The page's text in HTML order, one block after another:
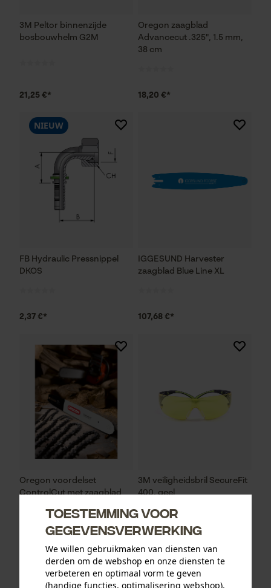
3M Peltor binnenzijde
bosbouwhelm G2M
21,25 €*
Oregon zaagblad
Advancecut .325", 1.5 mm,
38 cm
18,20 €*
FB Hydraulic Pressnippel
DKOS
NIEUW
2,37 €*
IGGESUND Harvester
zaagblad Blue Line XL
107,68 €*
Oregon voordelset
ControlCut met zaagblad
mm, 45 cm
95,31 €*
3M veiligheidsbril SecureFit
400, geel
13,12 €*
Toestemming voor
gegevensverwerking
We willen gebruikmaken van diensten van
derden om de webshop en onze diensten te
verbeteren en optimaal vorm te geven
(handige functies, optimalisering webshop).